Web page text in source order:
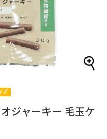
ジャーキー 毛玉ケ